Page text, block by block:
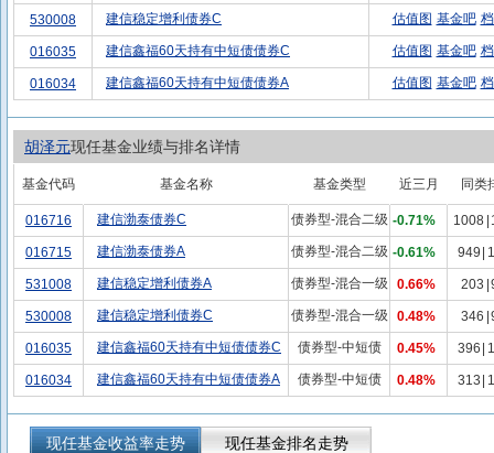
530008 建信稳定增利债券C 估值图 基金吧
016035 建信鑫福60天持有中短债债券C 估值图 基金吧
016034 建信鑫福60天持有中短债债券A 估值图 基金吧
胡泽元现任基金业绩与排名详情
基金代码 基金名称 基金类型 近三月 同类
016716 建信渤泰债券C 债券型-混合二级 -0.71% 1008
016715 建信渤泰债券A 债券型-混合二级 -0.61% 949
531008 建信稳定增利债券A 债券型-混合一级 0.66% 203
530008 建信稳定增利债券C 债券型-混合一级 0.48% 346
016035 建信鑫福60天持有中短债债券C 债券型-中短债 0.45% 396
016034 建信鑫福60天持有中短债债券A 债券型-中短债 0.48% 313
现任基金收益率走势 现任基金排名走势